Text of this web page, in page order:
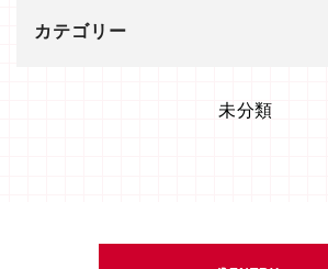
カテゴリー
未分類